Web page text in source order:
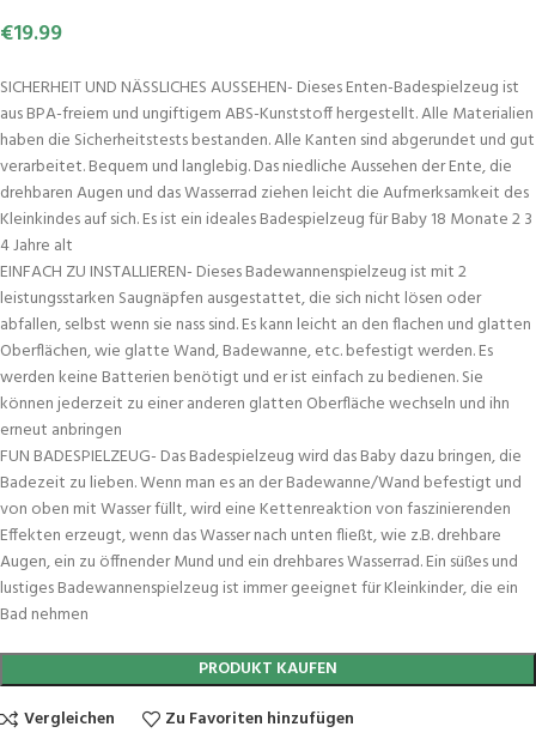
€19.99
SICHERHEIT UND NÄSSLICHES AUSSEHEN- Dieses Enten-Badespielzeug ist
aus BPA-freiem und ungiftigem ABS-Kunststoff hergestellt. Alle Materialien
haben die Sicherheitstests bestanden. Alle Kanten sind abgerundet und gut
verarbeitet. Bequem und langlebig. Das niedliche Aussehen der Ente, die
drehbaren Augen und das Wasserrad ziehen leicht die Aufmerksamkeit des
Kleinkindes auf sich. Es ist ein ideales Badespielzeug für Baby 18 Monate 2 3
4 Jahre alt
EINFACH ZU INSTALLIEREN- Dieses Badewannenspielzeug ist mit 2
leistungsstarken Saugnäpfen ausgestattet, die sich nicht lösen oder
abfallen, selbst wenn sie nass sind. Es kann leicht an den flachen und glatten
Oberflächen, wie glatte Wand, Badewanne, etc. befestigt werden. Es
werden keine Batterien benötigt und er ist einfach zu bedienen. Sie
können jederzeit zu einer anderen glatten Oberfläche wechseln und ihn
erneut anbringen
FUN BADESPIELZEUG- Das Badespielzeug wird das Baby dazu bringen, die
Badezeit zu lieben. Wenn man es an der Badewanne/Wand befestigt und
von oben mit Wasser füllt, wird eine Kettenreaktion von faszinierenden
Effekten erzeugt, wenn das Wasser nach unten fließt, wie z.B. drehbare
Augen, ein zu öffnender Mund und ein drehbares Wasserrad. Ein süßes und
lustiges Badewannenspielzeug ist immer geeignet für Kleinkinder, die ein
Bad nehmen
PRODUKT KAUFEN
Vergleichen
Zu Favoriten hinzufügen